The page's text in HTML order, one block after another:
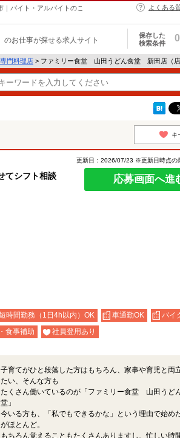
バイト・アルバイトのこ
よくある
のお仕事が探せる求人サイト
保存した
検索条件
0
門料理店 > ファミリー食堂 山田うどん食堂 新田店（店
キ
てシフト相談
更新日：2026/07/23 ※更新日時点の
応募画面へ進
時間勤務（1日4h以内）OK 車通勤OK
バイ
食事補助 社員登用あり
子育てがひと段落した方はもちろん、家事や育児と両
たい、そんな方も
たくさん働いているのが「ファミリー食堂 山田うど
堂」
今いる方も、「私でもできるかな」という理由で始め
がほとんど。
もちろん覚えることもたくさんありますし、忙しい時